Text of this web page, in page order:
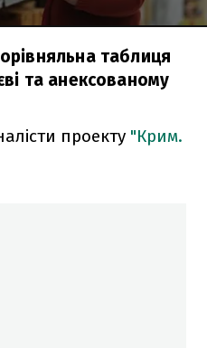
таблиця
та анексованому
проекту "Крим.